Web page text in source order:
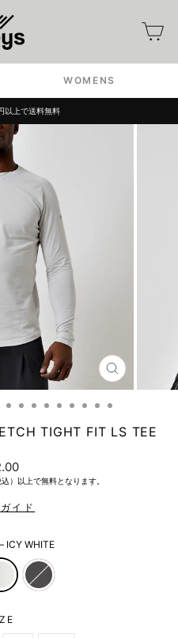
WOMENS
Pause
slideshow
上で送料無料
CLOSE
(ESC)
TIGHT FIT LS TEE
）以上で無料となります。
ICY WHITE